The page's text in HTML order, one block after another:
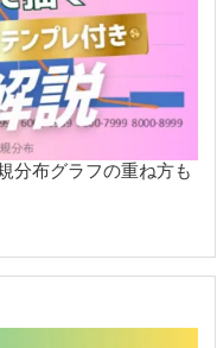
分布グラフの重ね方も